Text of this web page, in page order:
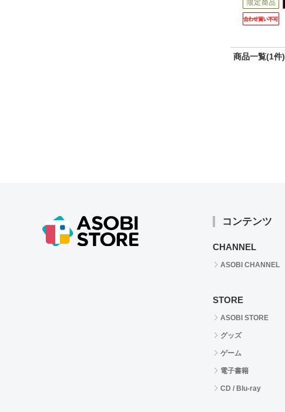
商品一覧(1件)
コンテンツ
CHANNEL
ASOBI CHANNEL
STORE
ASOBI STORE
グッズ
ゲーム
電子書籍
CD / Blu-ray